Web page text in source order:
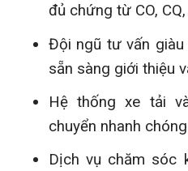
đủ chứng từ CO,
Đội ngũ tư vấn giàu
sẵn sàng giới thiệu
Hệ thống xe tải
chuyển nhanh
Dịch vụ chăm sóc